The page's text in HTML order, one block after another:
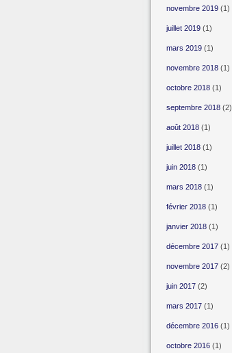
novembre 2019(1)
juillet 2019(1)
mars 2019(1)
novembre 2018(1)
octobre 2018(1)
septembre 2018(2)
août 2018(1)
juillet 2018(1)
juin 2018(1)
mars 2018(1)
février 2018(1)
janvier 2018(1)
décembre 2017(1)
novembre 2017(2)
juin 2017(2)
mars 2017(1)
décembre 2016(1)
octobre 2016(1)